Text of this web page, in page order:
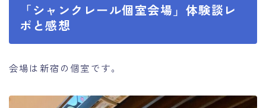
「シャンクレール個室会場」体験談レ
ポと感想
会場は新宿の個室です。